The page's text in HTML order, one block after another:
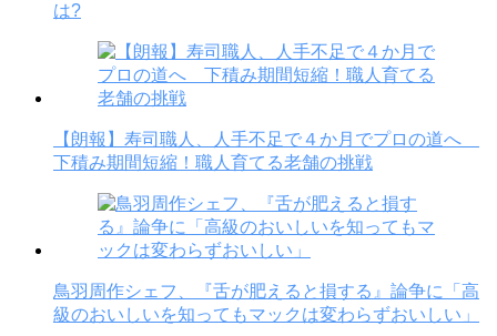
は?
【朗報】寿司職人、人手不足で４か月でプロの道へ
下積み期間短縮！職人育てる老舗の挑戦
鳥羽周作シェフ、『舌が肥えると損する』論争に「高
級のおいしいを知ってもマックは変わらずおいしい」